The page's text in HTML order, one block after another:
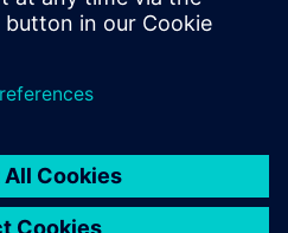
Twin
digitale tvillinger
basert på Building